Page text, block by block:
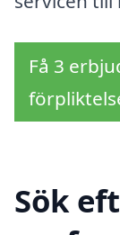
Få 3
Sök